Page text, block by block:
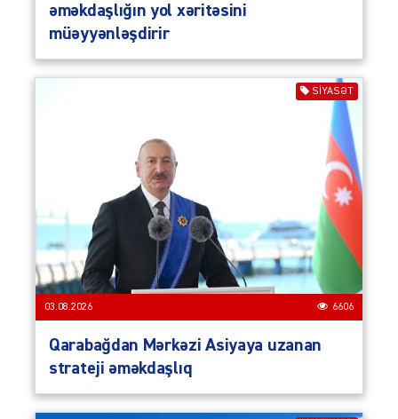
əməkdaşlığın yol xəritəsini
müəyyənləşdirir
SIYASƏT
03.08.2026 6606
Qarabağdan Mərkəzi Asiyaya uzanan
strateji əməkdaşlıq